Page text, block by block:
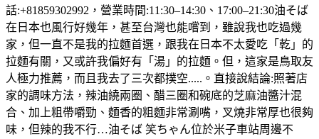
話:+81859302992，營業時間:11:30–14:30、17:00–21:30油そば
在日本也風行好幾年，甚至台灣也能嚐到，雖說我也吃過幾
家，但一直不是我的拉麵首選，跟我在日本不太愛吃「乾」的
拉麵有關，又或許我偏好有「湯」的拉麵。但，這家是鳥取友
人極力推薦，而且我去了三次都撲空.....。直接說結論:照著店
家的調味方法，辣油繞兩圈、醋三圈和碗底的芝麻油醬汁混
合、加上粗帶嚼勁、麵香的粗麵非常涮嘴，叉燒非常厚也很夠
味，但辣的我不行…油そば 笑ちゃん位於米子車站周邊不